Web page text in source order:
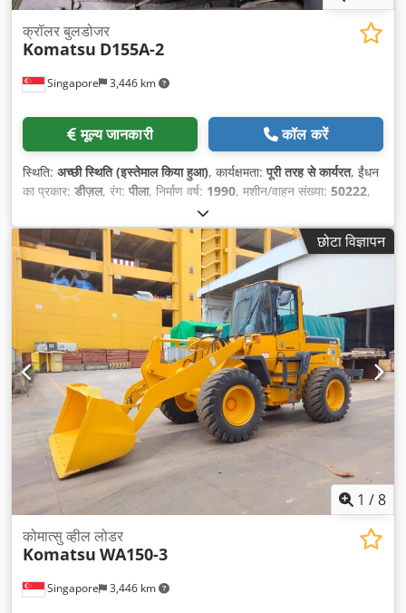
Singapore 3,446 km
क्रॉलर बुलडोजर
Komatsu D155A-2
मूल्य जानकारी कॉल करें
स्थिति: अच्छी स्थिति (इस्तेमाल किया हुआ), कार्यक्षमता:पूरी तरह से कार्यरत, ईंधन
का प्रकार: डीज़ल, रंग: पीला, निर्माण वर्ष: 1990, मशीन/वाहन संख्या: 50222,
छोटा विज्ञापन
1 /8
Singapore 3,446 km
कोमात्सु व्हील लोडर
Komatsu WA150-3